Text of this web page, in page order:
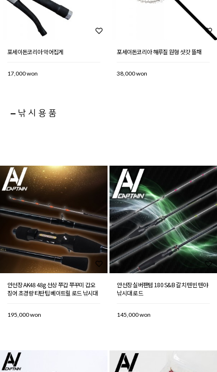
포세이돈코리아 악어집게
17,000 won
포세이돈코리아 해루질 원형 삿갓 뜰채
38,000 won
낚시용품
안선장 AK48 48g 선상 쭈갑 쭈꾸미 갑오
징어 초경량 티탄팁 베이트릴 로드 낚시대
195,000 won
안선장 실버팬텀 180 S&B 갈치 텐빈 텐야
낚시대 로드
145,000 won